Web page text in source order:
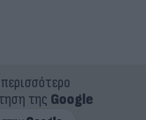
της Google